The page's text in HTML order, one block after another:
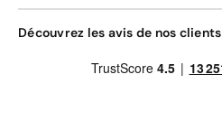
Découvrez les avis de nos clients